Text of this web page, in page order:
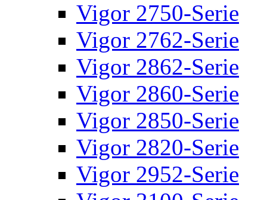
Vigor 2750-Serie
Vigor 2762-Serie
Vigor 2862-Serie
Vigor 2860-Serie
Vigor 2850-Serie
Vigor 2820-Serie
Vigor 2952-Serie